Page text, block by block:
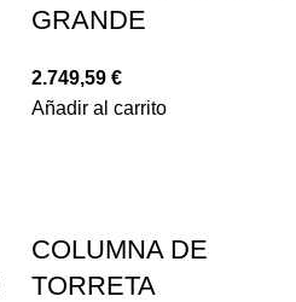
GRANDE
2.749,59 €
Añadir al carrito
COLUMNA DE
TORRETA